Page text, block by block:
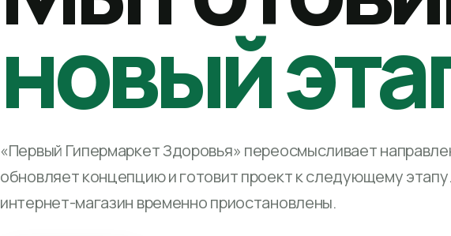
новый
«Первый Гипермаркет Здоровья» переосмысливает
обновляет концепцию и готовит проект к следующему
интернет-магазин временно приостановлены.